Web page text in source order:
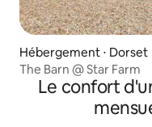
Hébergement ⋅ Dorset
The Barn @ Star Farm
Le confort